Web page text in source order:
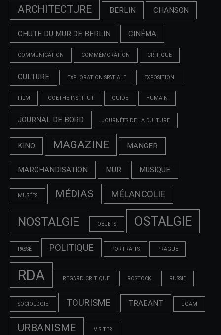
ARCHITECTURE BERLIN CHANSON
CHUTE DU MUR DE BERLIN CINÉMA
COMMUNICATION COMMÉMORATION CRITIQUE
CULTURE EXPLORATION SPATIALE EXPOSITION
FILM GOETHE INSTITUT GUIDE HUMAIN
JOURNAL DE BORD JOURNÉES DE LA CULTURE
KINO MAGAZINE MANGER
MARCHANDISATION MUR MUSIQUE
MUSÉES MÉDIAS MÉLANCOLIE
NOSTALGIE OBJETS OSTALGIE
PASSÉ POLITIQUE PORTRAITS PRAGUE
RDA REGARD CRITIQUE ROSTOCK RUSSIE
SOCIOLOGIE TOURISME TRABANT UQAM
URBANISME VISITER